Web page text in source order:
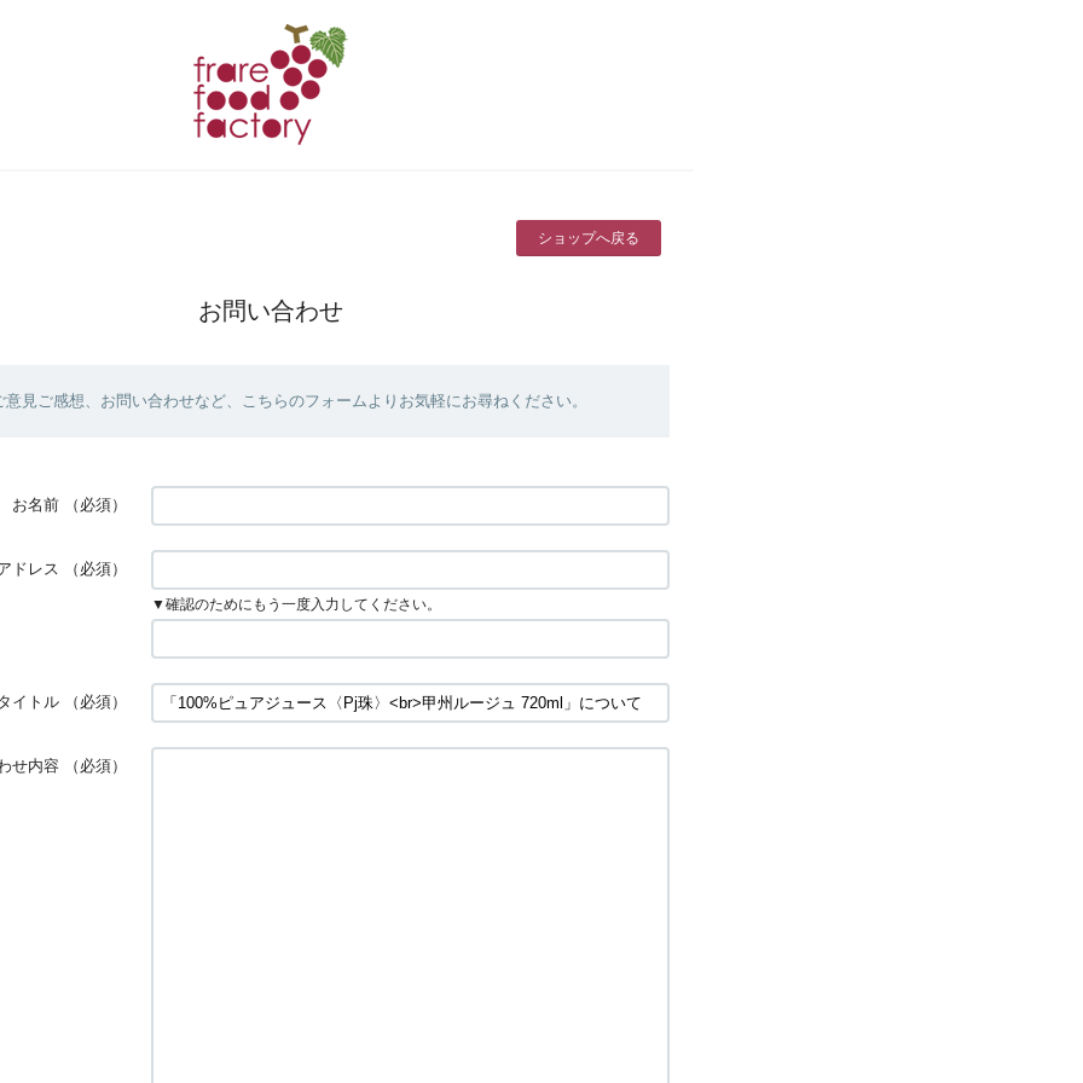
ショップへ戻る
お問い合わせ
見ご感想、お問い合わせなど、こちらのフォームよりお気軽にお尋ねください。
お名前 （必須）
ドレス （必須）
▼確認のためにもう一度入力してください。
イトル （必須）
せ内容 （必須）